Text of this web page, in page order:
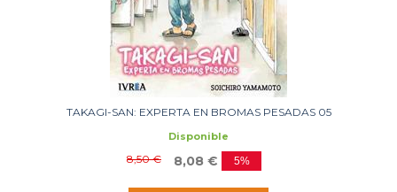
TAKAGI-SAN: EXPERTA EN BROMAS PESADAS 05
Disponible
8,50 € 8,08 € 5%